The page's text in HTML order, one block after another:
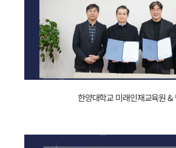
인재양성을
한양대학교 미래인재교육원 &